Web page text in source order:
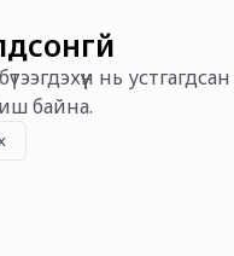
нь устгагдсан
байна.